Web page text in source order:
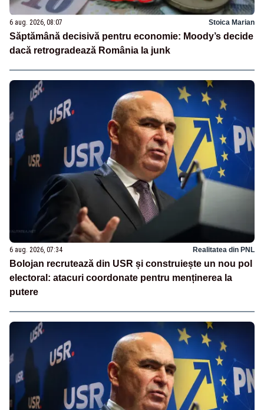
6 aug. 2026, 08:07 Stoica Marian
Săptămână decisivă pentru economie: Moody’s decide
dacă retrogradează România la junk
6 aug. 2026, 07:34 Realitatea din PNL
Bolojan recrutează din USR și construiește un nou pol
electoral: atacuri coordonate pentru menținerea la
putere